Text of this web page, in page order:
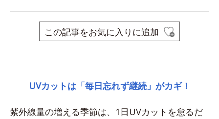
この記事をお気に入りに追加
UVカットは「毎日忘れず継続」がカギ！
紫外線量の増える季節は、1日UVカットを怠るだ